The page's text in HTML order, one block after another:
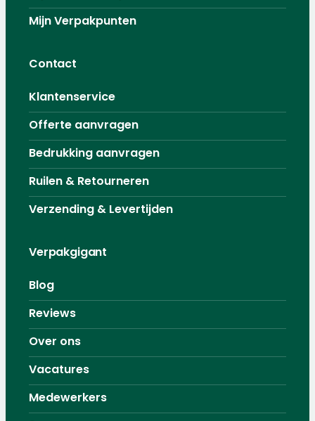
Mijn Verpakpunten
Contact
Klantenservice
Offerte aanvragen
Bedrukking aanvragen
Ruilen & Retourneren
Verzending & Levertijden
Verpakgigant
Blog
Reviews
Over ons
Vacatures
Medewerkers